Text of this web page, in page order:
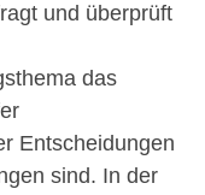
und überprüft
das
Entscheidungen
sind. In der